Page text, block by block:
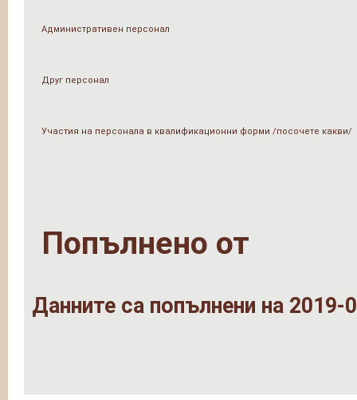
Административен персонал
Друг персонал
Участия на персонала в квалификационни форми /посочете какви/
Попълнено от
Данните са попълнени на 2019-